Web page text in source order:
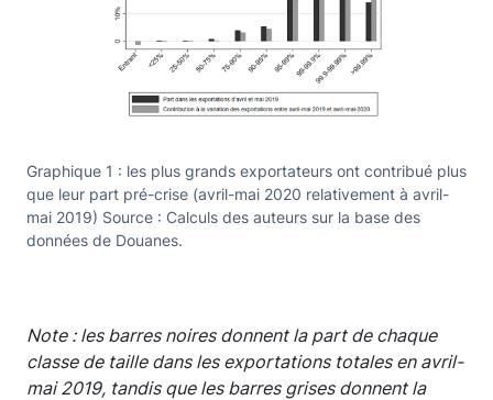
Graphique 1 : les plus grands exportateurs ont contribué plus
que leur part pré-crise (avril-mai 2020 relativement à avril-
mai 2019) Source : Calculs des auteurs sur la base des
données de Douanes.
Note : les barres noires donnent la part de chaque
classe de taille dans les exportations totales en avril-
mai 2019, tandis que les barres grises donnent la